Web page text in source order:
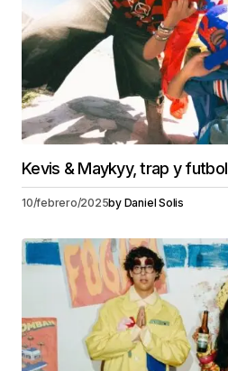
Kevis & Maykyy, trap y futbol
10/febrero/2025by Daniel Solis